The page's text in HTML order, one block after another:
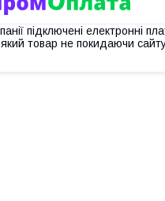
підключені електронні
товар не покидаючи